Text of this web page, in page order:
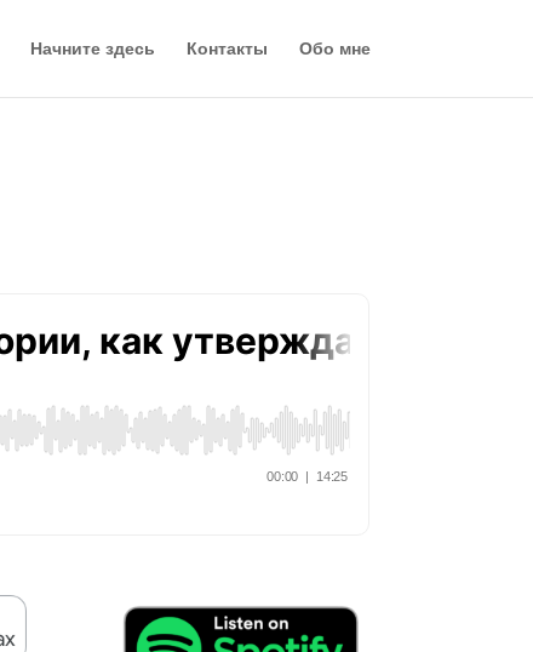
Начните здесь Контакты Обо мне